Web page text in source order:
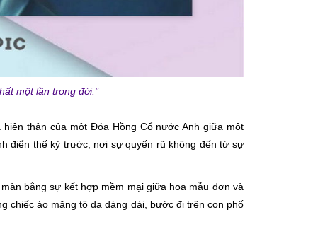
một lần trong đời."
thân của một Đóa Hồng Cổ nước Anh giữa một
điển thế kỷ trước, nơi sự quyến rũ không đến từ sự
bằng sự kết hợp mềm mại giữa hoa mẫu đơn và
chiếc áo măng tô dạ dáng dài, bước đi trên con phố